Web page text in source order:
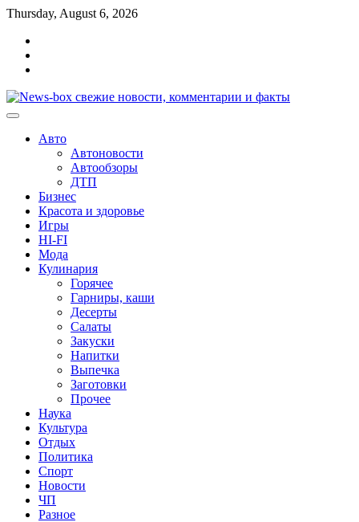
Перейти
содержимому
Thursday, August 6, 2026
Авто
Автоновости
Автообзоры
ДТП
Бизнес
Красота и здоровье
Игры
HI-FI
Мода
Кулинария
Горячее
Гарниры, каши
Десерты
Салаты
Закуски
Напитки
Выпечка
Заготовки
Прочее
Наука
Культура
Отдых
Политика
Спорт
Новости
ЧП
Разное